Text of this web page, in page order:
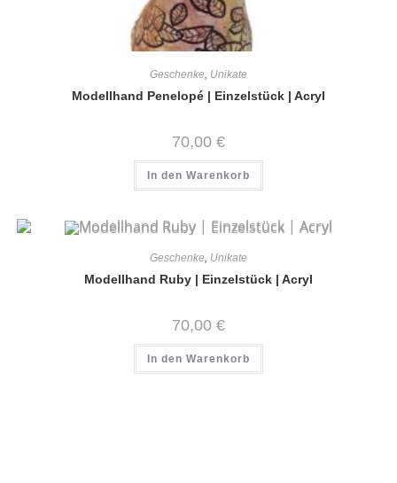
Geschenke Unikate
Modellhand Penelopé | Einzelstück | Acryl
70,00 €
In den Warenkorb
Geschenke, Unikate
Modellhand Ruby | Einzelstück | Acryl
70,00 €
In den Warenkorb